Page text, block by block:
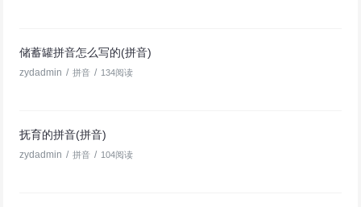
储蓄罐拼音怎么写的(拼音)
zydadmin / 拼音 / 134阅读
抚育的拼音(拼音)
zydadmin / 拼音 / 104阅读